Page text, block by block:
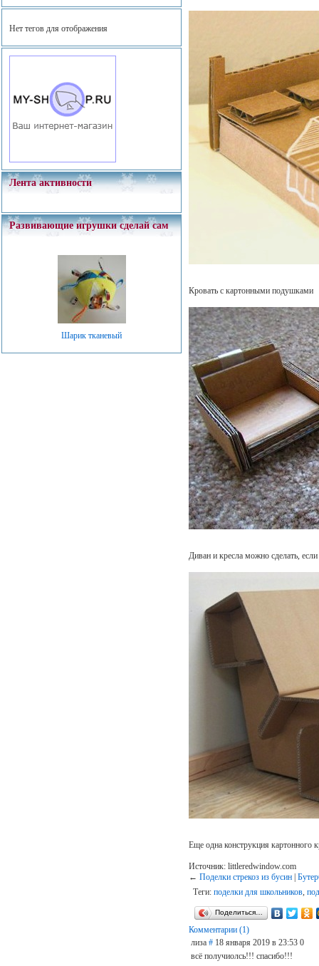
Нет тегов для отображения
Лента активности
Развивающие игрушки сделай сам
Шарик тканевый
Кровать с картонными подушками
Диван и кресла можно сделать,
Еще одна конструкция картонного
Источник: littleredwindow.com
← Поделки стрекоз из бусин|
Теги: поделки для школьников,
Поделиться…
Комментарии (1)
лиза # 18 января 2019 в 23:53 0
всё получиолсь!!! спасибо!!!